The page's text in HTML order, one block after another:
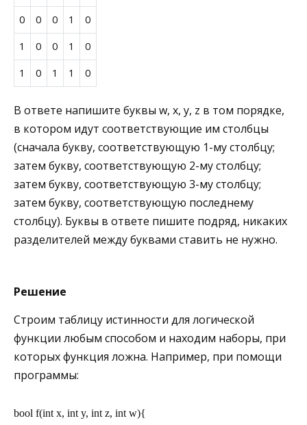
0 0 0 1 0
1 0 0 1 0
1 0 1 1 0
В ответе напишите буквы w, x, y, z в том порядке,
в котором идут соответствующие им столбцы
(сначала букву, соответствующую 1-му столбцу;
затем букву, соответствующую 2-му столбцу;
затем букву, соответствующую 3-му столбцу;
затем букву, соответствующую последнему
столбцу). Буквы в ответе пишите подряд, никаких
разделителей между буквами ставить не нужно.
Решение
Строим таблицу истинности для логической
функции любым способом и находим наборы, при
которых функция ложна. Например, при помощи
программы:
bool f(int x, int y, int z, int w){